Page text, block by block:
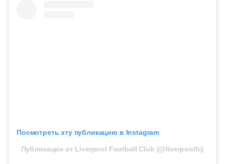
Посмотреть эту публикацию в Instagram
Публикация от Liverpool Football Club (@liverpoolfc)